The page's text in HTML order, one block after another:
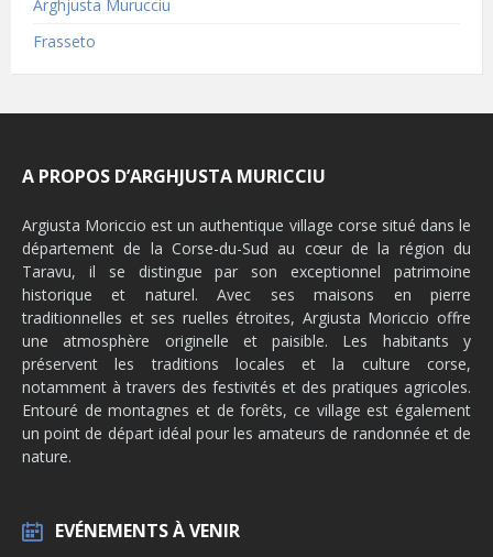
Arghjusta Murucciu
Frasseto
A PROPOS D’ARGHJUSTA MURICCIU
Argiusta Moriccio est un authentique village corse situé dans le
département de la Corse-du-Sud au cœur de la région du
Taravu, il se distingue par son exceptionnel patrimoine
historique et naturel. Avec ses maisons en pierre
traditionnelles et ses ruelles étroites, Argiusta Moriccio offre
une atmosphère originelle et paisible. Les habitants y
préservent les traditions locales et la culture corse,
notamment à travers des festivités et des pratiques agricoles.
Entouré de montagnes et de forêts, ce village est également
un point de départ idéal pour les amateurs de randonnée et de
nature.
EVÉNEMENTS À VENIR